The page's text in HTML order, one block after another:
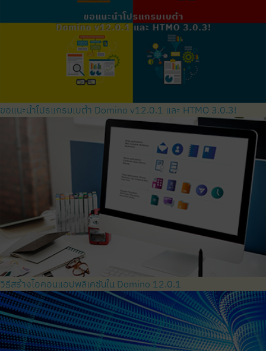
ขอแนะนำโปรแกรมเบต้า Domino v12.0.1 และ HTMO 3.0.3!
วิธีสร้างไอคอนแอปพลิเคชันใน Domino 12.0.1